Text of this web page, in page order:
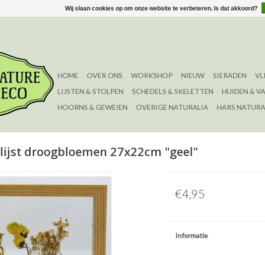
HOME OVER ONS WORKSHOP NIEUW SIERADEN
LIJSTEN & STOLPEN
SCHEDELS & SKELETTEN HUIDEN &
HOORNS & GEWEIEN
OVERIGE NATURALIA HARS
droogbloemen 27x22cm "geel"
€4,95
Informatie
Wij slaan cookies op om onze website te verbeteren. Is dat akkoord?